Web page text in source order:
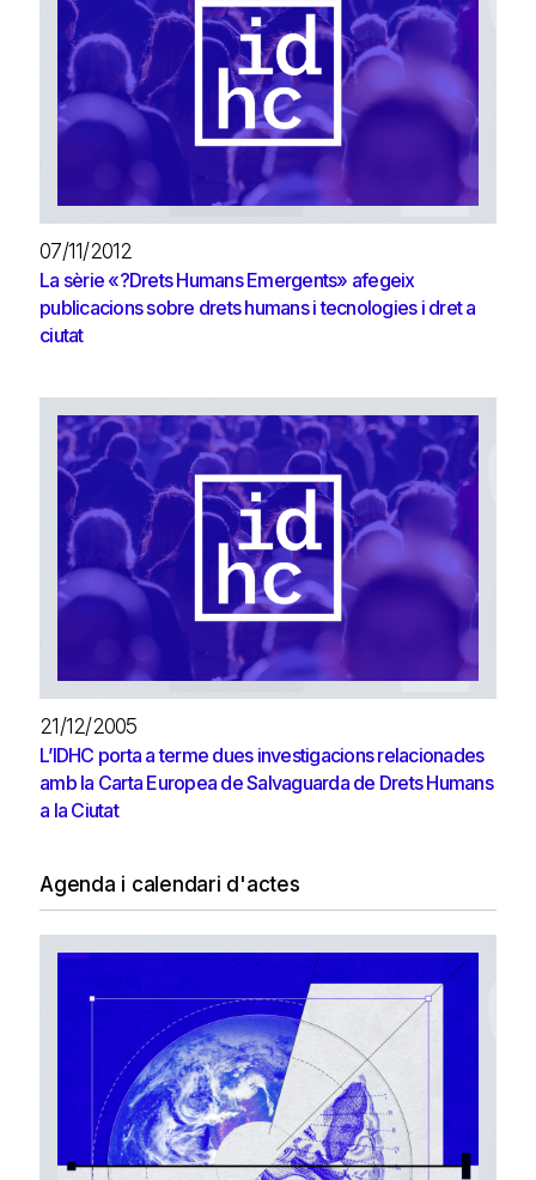
07/11/2012
La sèrie «?Drets Humans Emergents» afegeix
publicacions sobre drets humans i tecnologies i dret a
ciutat
21/12/2005
L’IDHC porta a terme dues investigacions relacionades
amb la Carta Europea de Salvaguarda de Drets Humans
a la Ciutat
Agenda i calendari d'actes